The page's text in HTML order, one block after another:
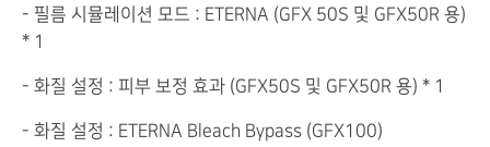
- 필름 시뮬레이션 모드 : ETERNA (GFX 50S 및 GFX50R 용)
* 1
- 화질 설정 : 피부 보정 효과 (GFX50S 및 GFX50R 용) * 1
- 화질 설정 : ETERNA Bleach Bypass (GFX100)